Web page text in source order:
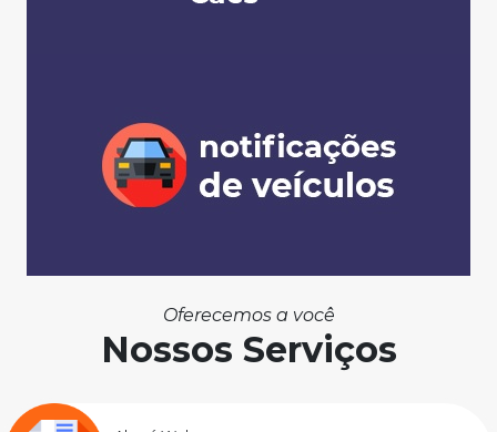
Oferecemos a você
Nossos Serviços